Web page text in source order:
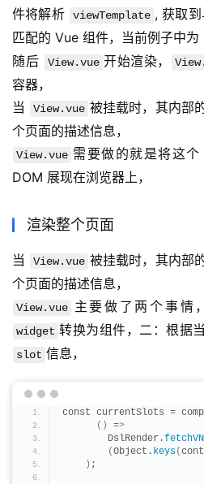
件将解析
viewTemplate , 获取
匹配的 Vue 组件，当前例子中为
随后
View.vue 开始渲染，
容器，
当
View.vue 被挂载时，其内部
个页面的描述信息，
View.vue 需要做的就是将这个
DOM 展现在浏览器上，
渲染整个页面
当 View.vue 被挂载时，其内部
个页面的描述信息，
View.vue
widget 转换为组件，二：根据
slot 信息，
const currentSlots =
()
=>
        DslRender.
(Object. keys(
) ;